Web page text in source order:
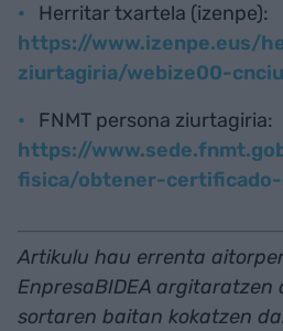
Herritar txartela (izenpe):
https://www.izenpe.eus/
ziurtagiria/webize00-
FNMT persona ziurtagiria:
https://
fisica/obtener-
Artikulu hau errenta
EnpresaBIDEA
sortaren baitan kokatzen